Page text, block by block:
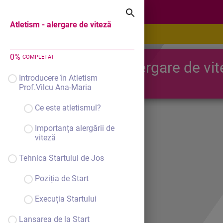
Atletism - alergare de viteză
0% COMPLETAT
Introducere în Atletism
Prof.Vilcu Ana-Maria
Ce este atletismul?
Importanța alergării de
viteză
Tehnica Startului de Jos
Poziția de Start
Execuția Startului
Lansarea de la Start
Atletism, alergare de